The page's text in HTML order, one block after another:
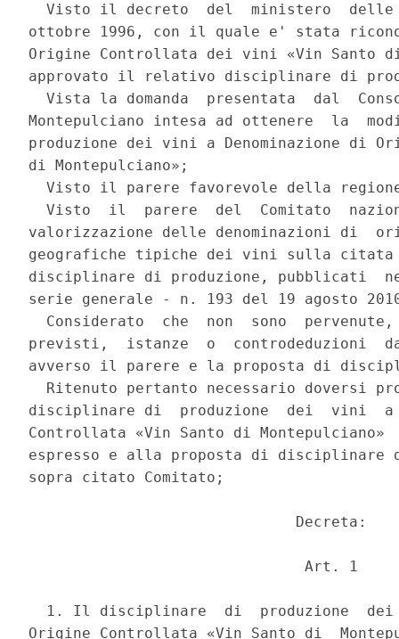
Visto il decreto  del  ministero
ottobre 1996, con il quale e' stata
Origine Controllata dei vini «Vin Santo
approvato il relativo disciplinare di
Vista la domanda  presentata  dal
Montepulciano intesa ad ottenere  la
produzione dei vini a Denominazione di
di Montepulciano»;
Visto il parere favorevole della
Visto  il  parere  del  Comitato
valorizzazione delle denominazioni di
geografiche tipiche dei vini sulla citata
disciplinare di produzione, pubblicati
serie generale - n. 193 del 19 agosto
Considerato  che  non  sono
previsti,  istanze  o  controdeduzioni
avverso il parere e la proposta di
Ritenuto pertanto necessario doversi
disciplinare di  produzione  dei  vini  a
Controllata «Vin Santo di
espresso e alla proposta di disciplinare
sopra citato Comitato;
                              Decreta:
                               Art. 1
1. Il disciplinare  di  produzione
Origine Controllata «Vin Santo di